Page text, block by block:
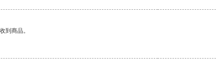
到商品。